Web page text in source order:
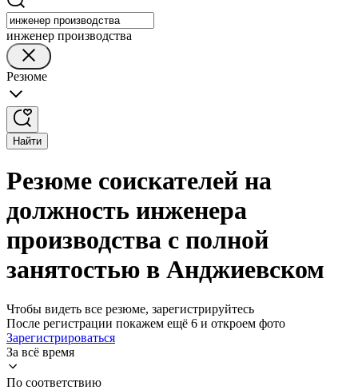
инженер производства
Резюме
Найти
Резюме соискателей на
должность инженера
производства с полной
занятостью в Анджиевском
Чтобы видеть все резюме, зарегистрируйтесь
После регистрации покажем ещё 6 и откроем фото
Зарегистрироваться
За всё время
По соответствию